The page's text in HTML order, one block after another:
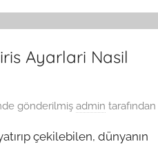
Ayarlari Nasil
gönderilmiş admin tarafından
çekilebilen, dünyanın